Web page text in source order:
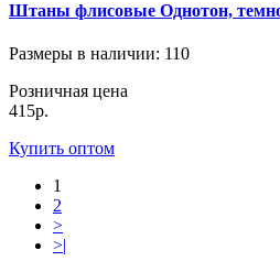
Штаны флисовые Однотон,
Размеры в наличии: 110
Розничная цена
415р.
Купить оптом
1
2
>
>|